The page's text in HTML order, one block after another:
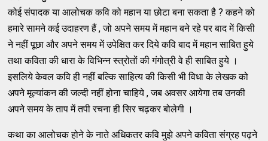
कोई संपादक या आलोचक कवि को महान या छोटा बना सकता है ? कहने को
हमारे सामने कई उदाहरण हैं , जो अपने समय में महान बने रहे पर बाद में किसी
ने नहीं पूछा और अपने समय में उपेक्षित कर दिये कवि बाद में महान साबित हुये
तथा कविता की धारा के विभिन्न स्त्रोतों की गंगोत्री वे ही साबित हुये ।
इसलिये केवल कवि ही नहीं बल्कि साहित्य की किसी भी विधा के लेखक को
अपने मूल्यांकन की जल्दी नहीं होना चाहिये , जब अवसर आयेगा तब उनकी
अपने समय के ताप में तपी रचना ही सिर चढ़कर बोलेगी ।
कथा का आलोचक होने के नाते अधिकतर कवि मुझे अपने कविता संग्रह पढ़ने